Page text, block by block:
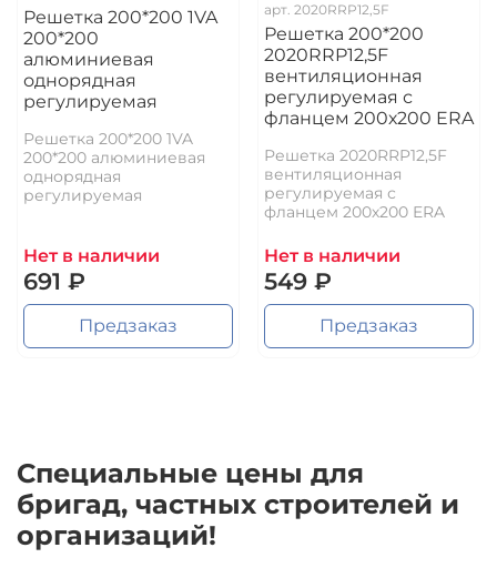
Решетка 200*200 1VA
200*200
алюминиевая
однорядная
регулируемая
Решетка 200*200 1VA
200*200 алюминиевая
однорядная
регулируемая
Нет в наличии
691 ₽
Предзаказ
арт. 2020RRP12,5F
Решетка 200*200
2020RRP12,5F
вентиляционная
регулируемая с
фланцем 200х200 ERA
Решетка 2020RRP12,5F
вентиляционная
регулируемая с
фланцем 200х200 ERA
Нет в наличии
549 ₽
Предзаказ
Специальные цены для
бригад, частных строителей и
организаций!